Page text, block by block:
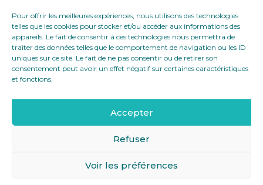
Pour offrir les meilleures expériences, nous utilisons des technologies
telles que les cookies pour stocker et/ou accéder aux informations des
appareils. Le fait de consentir à ces technologies nous permettra de
traiter des données telles que le comportement de navigation ou les ID
uniques sur ce site. Le fait de ne pas consentir ou de retirer son
consentement peut avoir un effet négatif sur certaines caractéristiques
et fonctions.
Accepter
Refuser
Voir les préférences
FaceBook
TwitterLinkedIn
MENTIONS LÉGALES